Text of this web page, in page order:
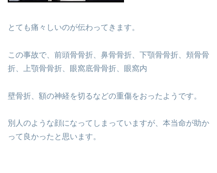
とても痛々しいのが伝わってきます。
この事故で、前頭骨骨折、鼻骨骨折、下顎骨骨折、頬骨骨
折、上顎骨骨折、眼窩底骨骨折、眼窩内
壁骨折、額の神経を切るなどの重傷をおったようです。
別人のような顔になってしまっていますが、本当命が助か
って良かったと思います。